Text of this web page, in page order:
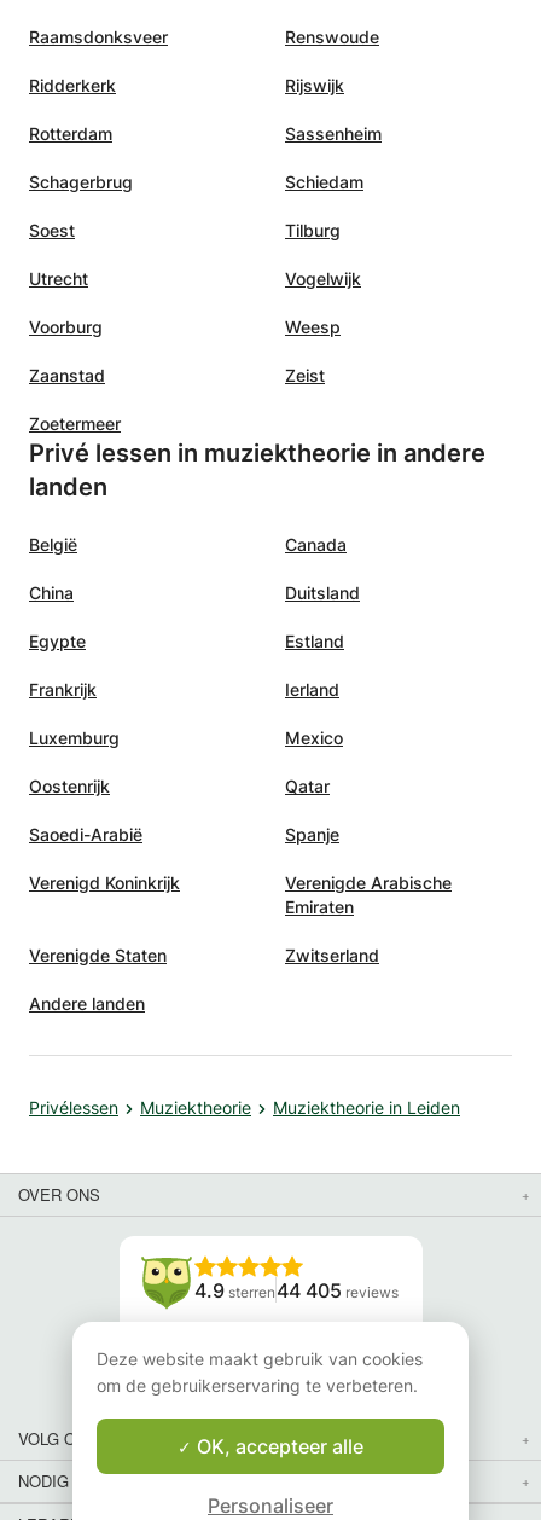
Raamsdonksveer Renswoude
Ridderkerk Rijswijk
Rotterdam Sassenheim
Schagerbrug Schiedam
Soest Tilburg
Utrecht Vogelwijk
Voorburg Weesp
Zaanstad Zeist
Zoetermeer
Privé lessen in muziektheorie in andere
landen
België Canada
China Duitsland
Egypte Estland
Frankrijk Ierland
Luxemburg Mexico
Oostenrijk Qatar
Saoedi-Arabië Spanje
Verenigd Koninkrijk
Verenigde Arabische
Emiraten
Verenigde Staten Zwitserland
Andere landen
Privélessen Muziektheorie Muziektheorie in Leiden
OVER ONS
4.9 sterren 44 405 reviews
Lees onze reviews
VOLG ONS
NODIG JE VRIENDEN UIT
Deze website maakt gebruik van cookies
om de gebruikerservaring te verbeteren.
OK, accepteer alle
Personaliseer